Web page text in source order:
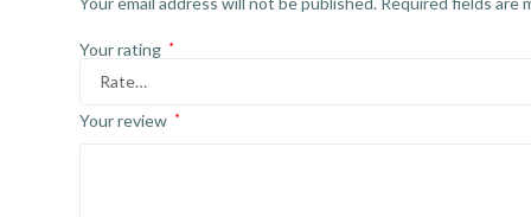
Your rating *
Your review *